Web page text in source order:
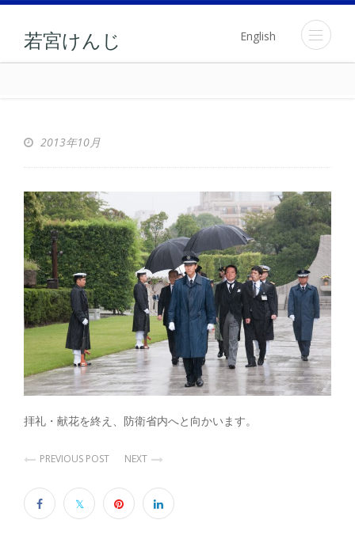
若宮けんじ English
2013年10月
拝礼・献花を終え、防衛省内へと向かいます。
PREVIOUS POST NEXT